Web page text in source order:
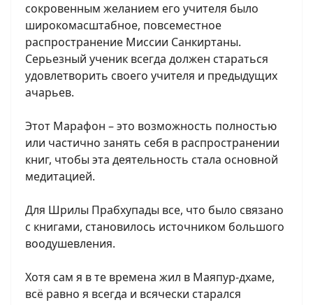
сокровенным желанием его учителя было
широкомасштабное, повсеместное
распространение Миссии Санкиртаны.
Серьезный ученик всегда должен стараться
удовлетворить своего учителя и предыдущих
ачарьев.
Этот Марафон – это возможность полностью
или частично занять себя в распространении
книг, чтобы эта деятельность стала основной
медитацией.
Для Шрилы Прабхупады все, что было связано
с книгами, становилось источником большого
воодушевления.
Хотя сам я в те времена жил в Маяпур-дхаме,
всё равно я всегда и всячески старался